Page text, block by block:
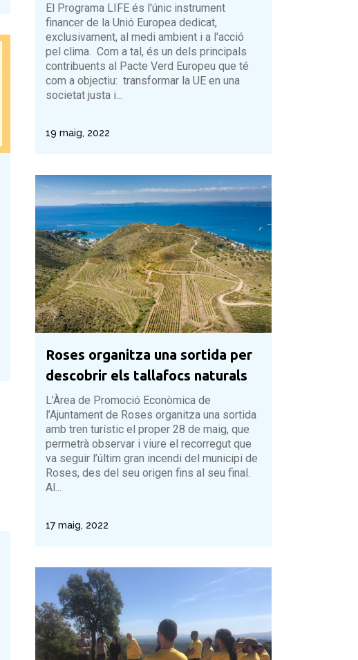
El Programa LIFE és l'únic instrument
financer de la Unió Europea dedicat,
exclusivament, al medi ambient i a l'acció
pel clima. Com a tal, és un dels principals
contribuents al Pacte Verd Europeu que té
com a objectiu: transformar la UE en una
societat justa i...
19 maig, 2022
Roses organitza una sortida per
descobrir els tallafocs naturals
L’Àrea de Promoció Econòmica de
l’Ajuntament de Roses organitza una sortida
amb tren turístic el proper 28 de maig, que
permetrà observar i viure el recorregut que
va seguir l’últim gran incendi del municipi de
Roses, des del seu origen fins al seu final.
Al...
17 maig, 2022